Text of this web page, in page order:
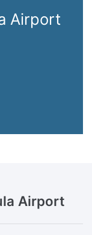
Airport
Airport